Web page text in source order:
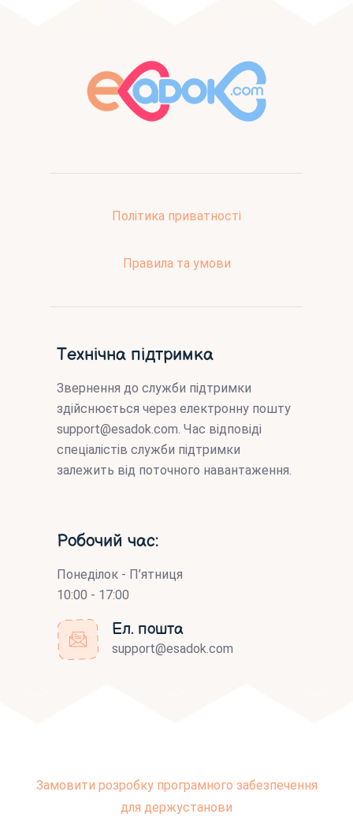
Політика приватності
Правила та умови
Технічна підтримка
Звернення до служби підтримки
здійснюється через електронну пошту
support@esadok.com. Час відповіді
спеціалістів служби підтримки
залежить від поточного навантаження.
Робочий час:
Понеділок - П’ятниця
10:00 - 17:00
Ел. пошта
support@esadok.com
Замовити розробку програмного забезпечення
для держустанови